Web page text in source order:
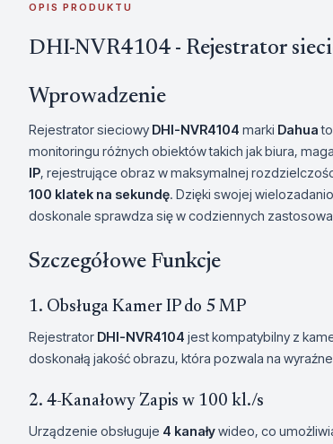
OPIS PRODUKTU
DHI-NVR4104 - Rejestrator
Wprowadzenie
Rejestrator sieciowy DHI-NVR4104 marki Dahua
monitoringu różnych obiektów takich jak biura,
IP, rejestrujące obraz w maksymalnej
100 klatek na sekundę. Dzięki swojej
doskonale sprawdza się w codziennych
Szczegółowe Funkcje
1. Obsługa Kamer IP do 5 MP
Rejestrator DHI-NVR4104 jest kompatybilny z
doskonałą jakość obrazu, która pozwala na
2. 4-Kanałowy Zapis w 100 kl./s
Urządzenie obsługuje 4 kanaływideo, co